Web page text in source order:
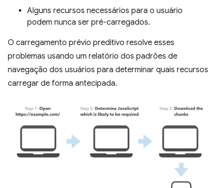
Alguns recursos necessários para o usuário
podem nunca ser pré-carregados.
O carregamento prévio preditivo resolve esses
problemas usando um relatório dos padrões de
navegação dos usuários para determinar quais recursos
carregar de forma antecipada.